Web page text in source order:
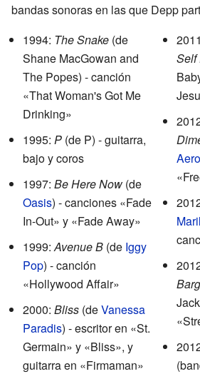
bandas sonoras en las que Depp
1994: The Snake (de
Shane MacGowan and
The Popes) - canción
«That Woman's Got Me
Drinking»
1995: P (de P) - guitarra,
bajo y coros
1997: Be Here Now (de
Oasis) - canciones «Fade
In-Out» y «Fade Away»
1999:Avenue B (de Iggy
Pop) - canción
«Hollywood Affair»
2000: Bliss (deVanessa
Paradis) - escritor en «St.
Germain» y «Bliss», y
guitarra en «Firmaman»
Self